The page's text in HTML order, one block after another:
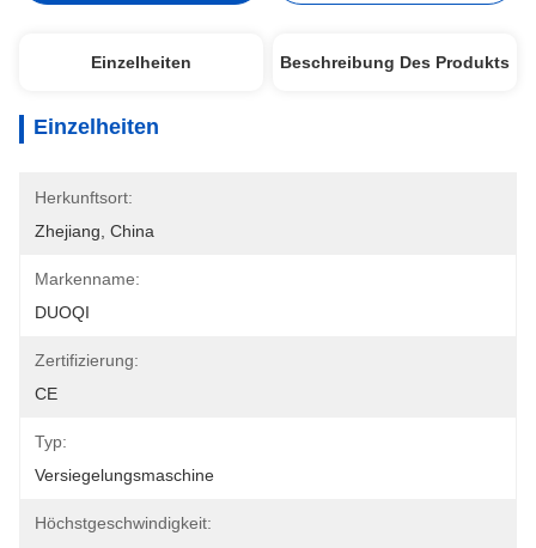
Einzelheiten Beschreibung Des Produkts
Einzelheiten
Herkunftsort:
Zhejiang, China
Markenname:
DUOQI
Zertifizierung:
CE
Typ:
Versiegelungsmaschine
Höchstgeschwindigkeit: